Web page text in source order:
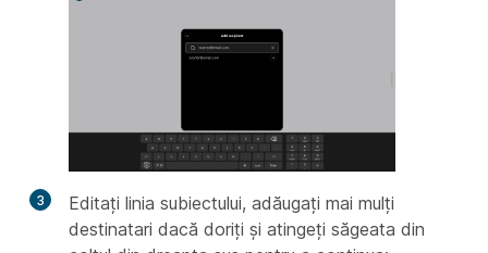
3
Editați linia subiectului, adăugați mai mulți
destinatari dacă doriți și atingeți săgeata din